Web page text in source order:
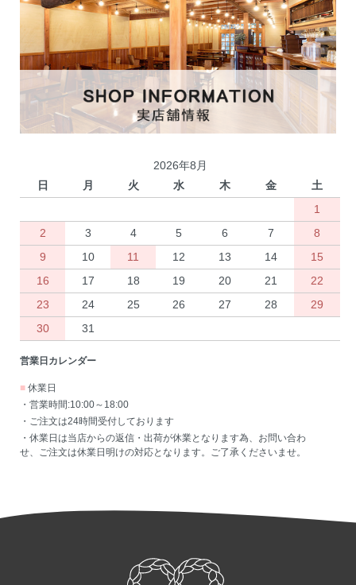
2026年8月
日
月 火 水 木 金
土
1
2
3 4 5 6 7
8
9
10 11 12 13 14
15
16
17 18 19 20 21
22
23
24 25 26 27 28
29
30
31
営業日カレンダー
■ 休業日
・営業時間:10:00～18:00
・ご注文は24時間受付しております
・休業日は当店からの返信・出荷が休業となります為、お問い合わ
せ、ご注文は休業日明けの対応となります。ご了承くださいませ。